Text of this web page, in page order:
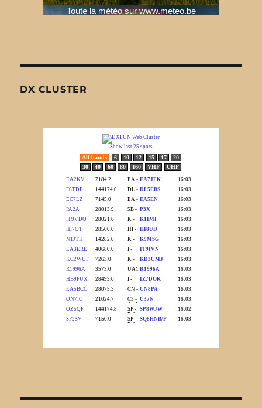
DX CLUSTER